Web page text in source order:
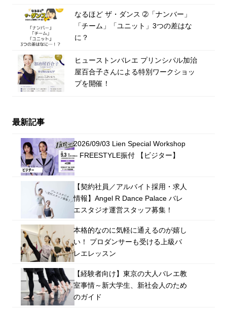
なるほど ザ・ダンス ➁「ナンバー」
「チーム」「ユニット」3つの差はな
に？
ヒューストンバレエ プリンシパル加治
屋百合子さんによる特別ワークショッ
プを開催！
最新記事
2026/09/03 Lien Special Workshop
– FREESTYLE振付 【ビジター】
【契約社員／アルバイト採用・求人
情報】Angel R Dance Palace バレ
エスタジオ運営スタッフ募集！
本格的なのに気軽に通えるのが嬉し
い！ プロダンサーも受ける上級バ
レエレッスン
【経験者向け】東京の大人バレエ教
室事情～新大学生、新社会人のため
のガイド